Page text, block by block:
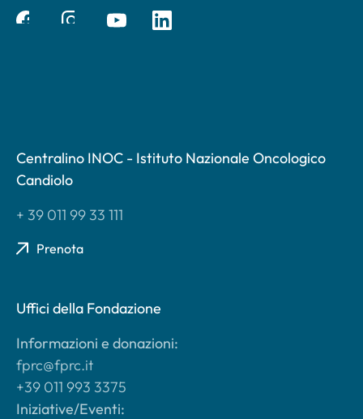
Centralino INOC - Istituto Nazionale Oncologico
Candiolo
+ 39 011 99 33 111
Prenota
Uffici della Fondazione
Informazioni e donazioni:
fprc@fprc.it
+39 011 993 3375
Iniziative/Eventi: